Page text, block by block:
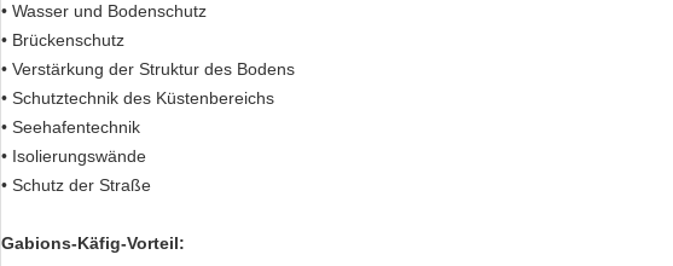
• Wasser und Bodenschutz
• Brückenschutz
• Verstärkung der Struktur des Bodens
• Schutztechnik des Küstenbereichs
• Seehafentechnik
• Isolierungswände
• Schutz der Straße
Gabions-Käfig-Vorteil: